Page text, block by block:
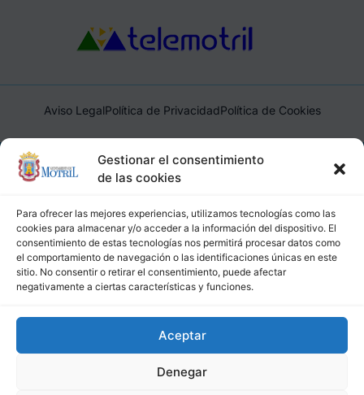
Gestionar el consentimiento
de las cookies
Para ofrecer las mejores experiencias, utilizamos tecnologías como las
cookies para almacenar y/o acceder a la información del dispositivo. El
consentimiento de estas tecnologías nos permitirá procesar datos como
el comportamiento de navegación o las identificaciones únicas en este
sitio. No consentir o retirar el consentimiento, puede afectar
negativamente a ciertas características y funciones.
Aceptar
Denegar
Aviso LegalPolítica de PrivacidadPolítica de Cookies
Ayuntamiento de Motril, Plaza de España, 1, 18600, Motril,
(Granada), CIF: P1814200J, DIR3: L01181400